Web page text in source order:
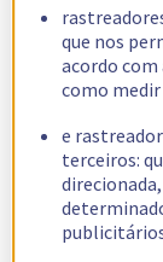
que nos
acordo com
como medir
e
terceiros: